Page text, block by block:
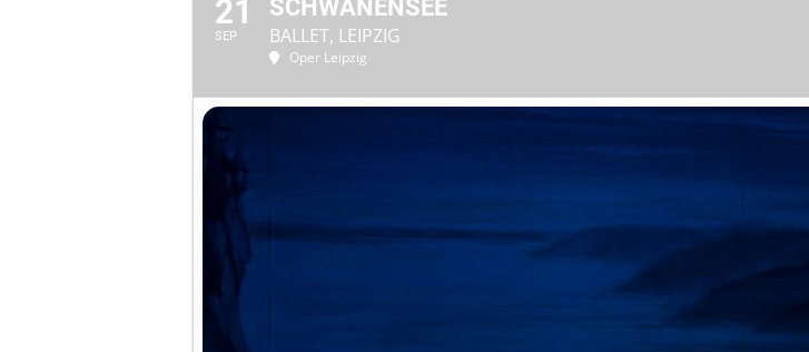
21
SEP
SCHWANENSEE
BALLET, LEIPZIG
Oper Leipzig